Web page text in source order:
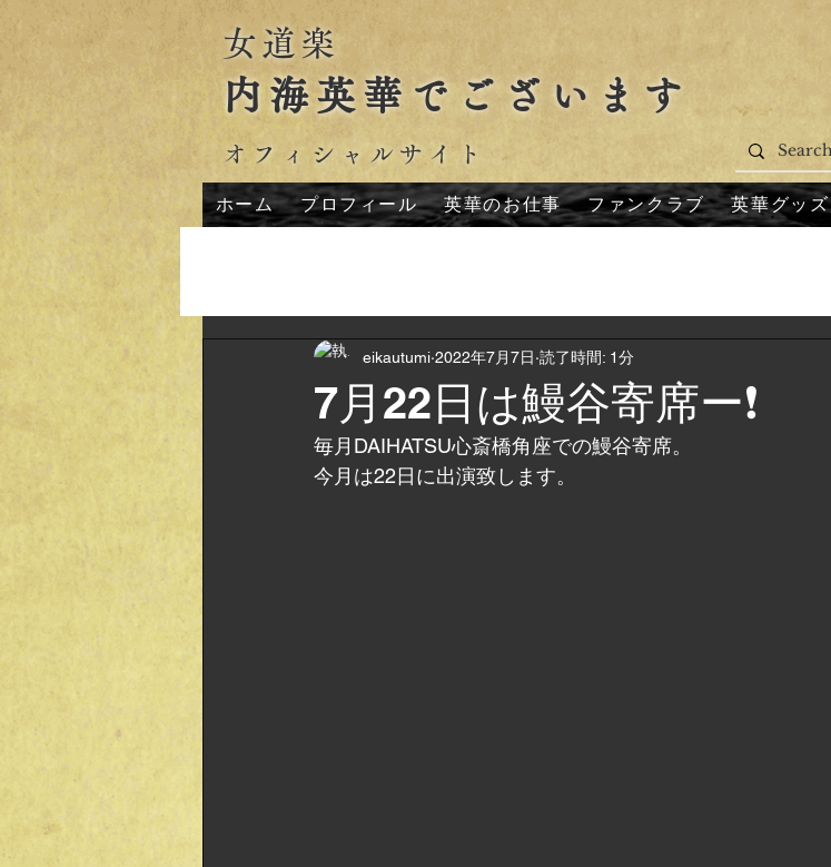
女道楽
内海英華でございます
オフィシャルサイト
ホーム プロフィール 英華のお仕事 ファンクラブ 英華グッズ
7月22日は鰻谷寄席ー❗
eikautumi 2022年7月7日 読了時間: 1分
毎月DAIHATSU心斎橋角座での鰻谷寄席。
今月は22日に出演致します。